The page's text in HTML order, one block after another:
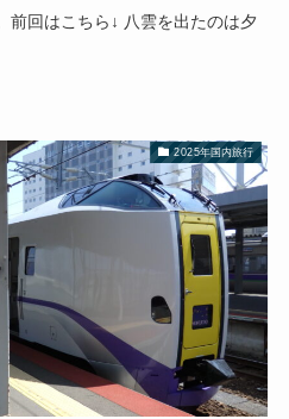
前回はこちら↓ 八雲を出たのは夕
2025年国内旅行